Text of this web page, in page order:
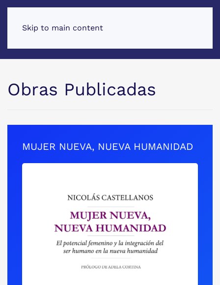
Skip to main content
Obras Publicadas
MUJER NUEVA, NUEVA HUMANIDAD